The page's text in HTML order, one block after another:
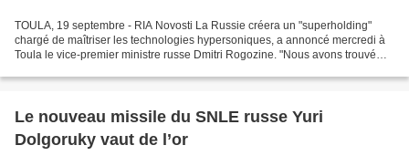
TOULA, 19 septembre - RIA Novosti La Russie créera un "superholding"
chargé de maîtriser les technologies hypersoniques, a annoncé mercredi à
Toula le vice-premier ministre russe Dmitri Rogozine. "Nous avons trouvé
Le nouveau missile du SNLE russe Yuri
Dolgoruky vaut de l’or